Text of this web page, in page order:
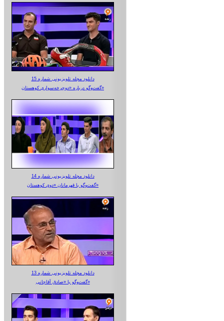
دانلود مجله تلویزیونی شماره 15
گفت‌وگو درباره «دوچرخه‌سواری کوهستان»
دانلود مجله تلویزیونی شماره 14
گفت‌وگو با قهرمانان «دوی کوهستان»
دانلود مجله تلویزیونی شماره 13
گفت‌وگو با «صادق آقاجانی»